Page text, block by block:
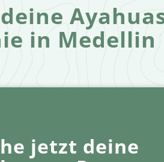
in Medellin
jetzt deine